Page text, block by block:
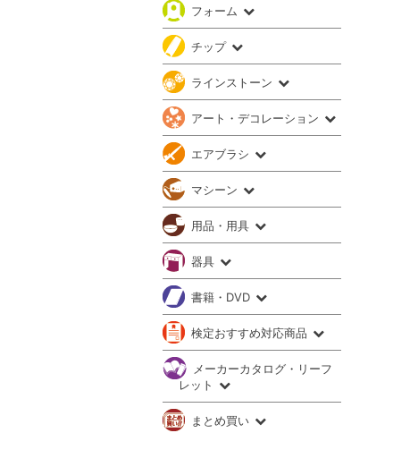
フォーム
チップ
ラインストーン
アート・デコレーション
エアブラシ
マシーン
用品・用具
器具
書籍・DVD
検定おすすめ対応商品
メーカーカタログ・リーフ
レット
まとめ買い